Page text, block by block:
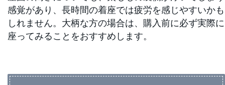
感覚があり、長時間の着座では疲労を感じやすいかも
しれません。大柄な方の場合は、購入前に必ず実際に
座ってみることをおすすめします。